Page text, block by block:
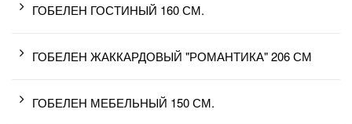
ГОБЕЛЕН ГОСТИНЫЙ 160 СМ.
ГОБЕЛЕН ЖАККАРДОВЫЙ "РОМАНТИКА" 206 СМ
ГОБЕЛЕН МЕБЕЛЬНЫЙ 150 СМ.